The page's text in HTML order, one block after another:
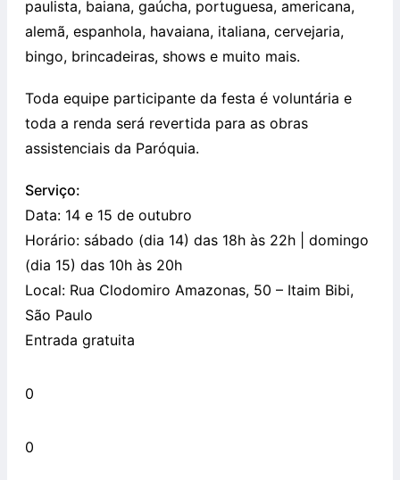
paulista, baiana, gaúcha, portuguesa, americana,
alemã, espanhola, havaiana, italiana, cervejaria,
bingo, brincadeiras, shows e muito mais.
Toda equipe participante da festa é voluntária e
toda a renda será revertida para as obras
assistenciais da Paróquia.
Serviço:
Data: 14 e 15 de outubro
Horário: sábado (dia 14) das 18h às 22h | domingo
(dia 15) das 10h às 20h
Local: Rua Clodomiro Amazonas, 50 – Itaim Bibi,
São Paulo
Entrada gratuita
0
0